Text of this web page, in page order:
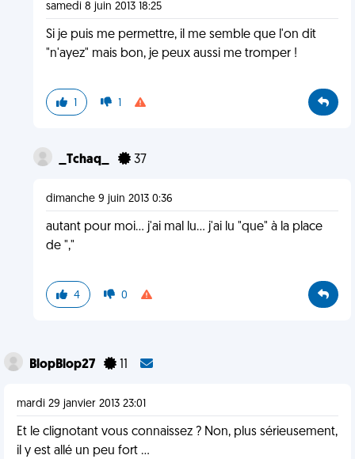
samedi 8 juin 2013 18:25
Si je puis me permettre, il me semble que l'on dit
"n'ayez" mais bon, je peux aussi me tromper !
1 1
_Tchaq_ 37
dimanche 9 juin 2013 0:36
autant pour moi... j'ai mal lu... j'ai lu "que" à la place
de ","
4 0
BlopBlop27
mardi 29 janvier 2013 23:01
Et le clignotant vous connaissez ? Non, plus sérieusement,
il y est allé un peu fort ...